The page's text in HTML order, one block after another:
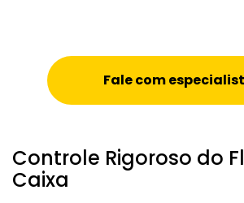
Fale com
Controle Rigoroso do
Caixa